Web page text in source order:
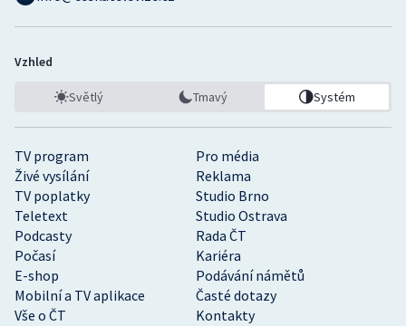
TV program
Pro média
Živé vysílání
Reklama
TV poplatky
Studio Brno
Teletext
Studio Ostrava
Podcasty
Rada ČT
Počasí
Kariéra
E-shop
Podávání námětů
Mobilní a TV aplikace
Časté dotazy
Vše o ČT
Kontakty
Vzhled
Světlý Tmavý Systém